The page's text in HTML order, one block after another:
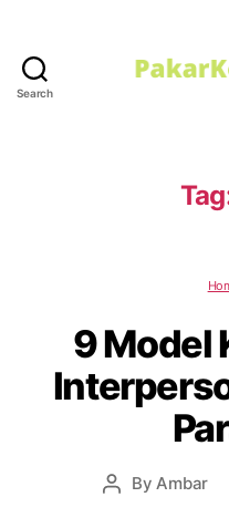
Search
9 Model
PostByAmbar